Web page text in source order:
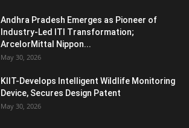
Andhra Pradesh Emerges as Pioneer of
Industry-Led ITI Transformation;
ArcelorMittal Nippon...
May 30, 2026
KIIT-Develops Intelligent Wildlife Monitoring
Device, Secures Design Patent
May 30, 2026